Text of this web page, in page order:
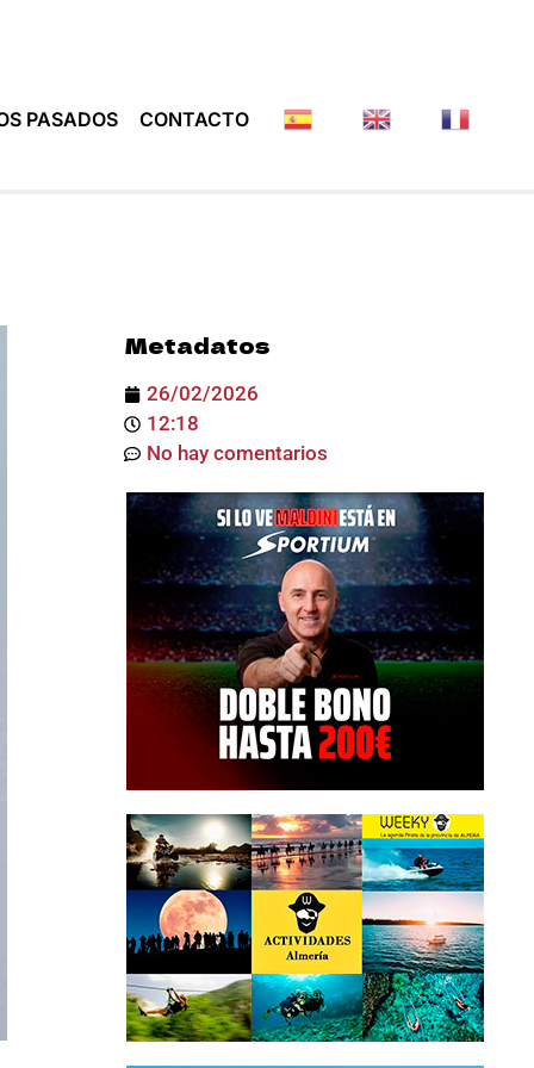
PASADOS CONTACTO
Metadatos
26/02/2026
12:18
No hay comentarios